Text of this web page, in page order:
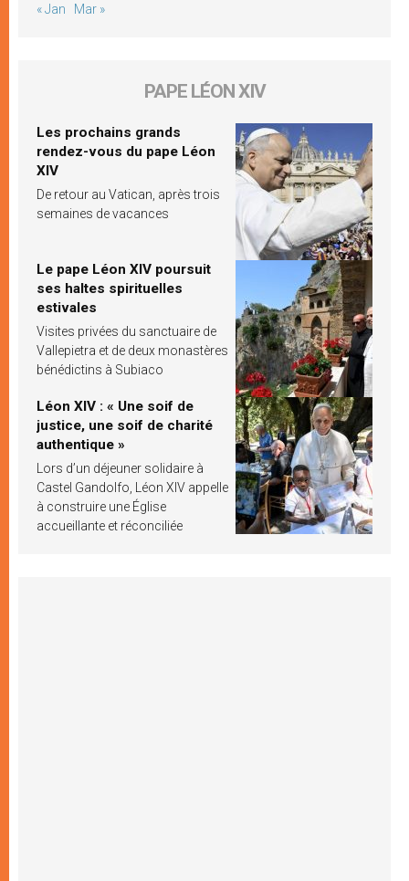
« Jan Mar »
PAPE LÉON XIV
Les prochains grands
rendez-vous du pape Léon
XIV
De retour au Vatican, après trois
semaines de vacances
Le pape Léon XIV poursuit
ses haltes spirituelles
estivales
Visites privées du sanctuaire de
Vallepietra et de deux monastères
bénédictins à Subiaco
Léon XIV : « Une soif de
justice, une soif de charité
authentique »
Lors d’un déjeuner solidaire à
Castel Gandolfo, Léon XIV appelle
à construire une Église
accueillante et réconciliée